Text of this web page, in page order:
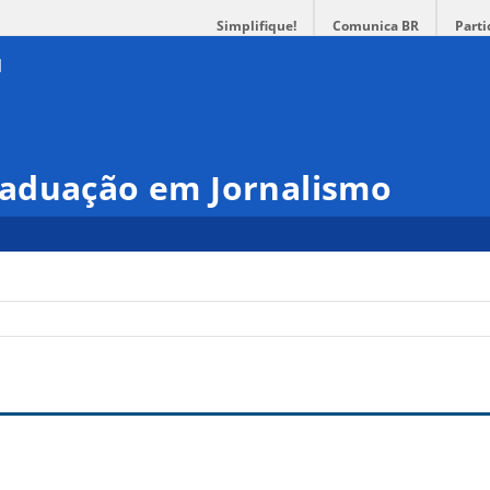
Simplifique! Comunica BR
em Jornalismo